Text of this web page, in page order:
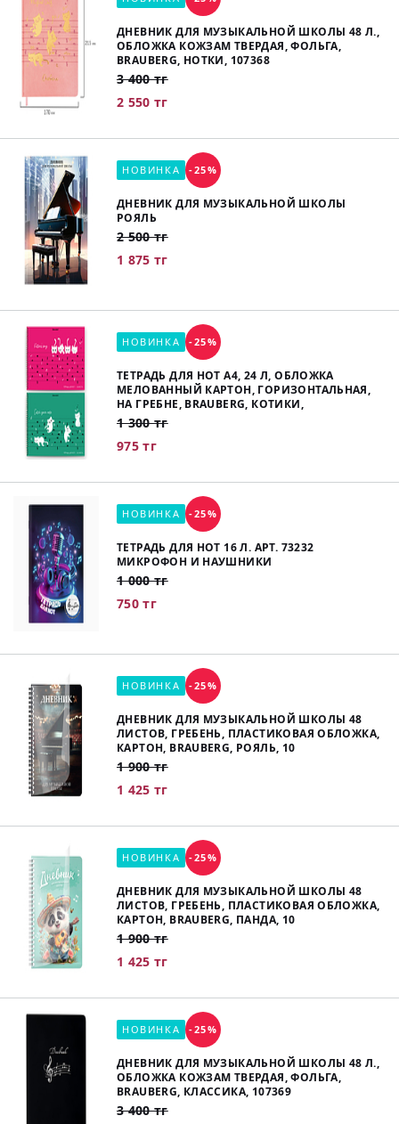
ДНЕВНИК ДЛЯ МУЗЫКАЛЬНОЙ ШКОЛЫ 48 Л.,
ОБЛОЖКА КОЖЗАМ ТВЕРДАЯ, ФОЛЬГА,
BRAUBERG, НОТКИ, 107368
3 400 тг
2 550 тг
НОВИНКА -25%
ДНЕВНИК ДЛЯ МУЗЫКАЛЬНОЙ ШКОЛЫ
РОЯЛЬ
2 500 тг
1 875 тг
НОВИНКА -25%
ТЕТРАДЬ ДЛЯ НОТ А4, 24 Л, ОБЛОЖКА
МЕЛОВАННЫЙ КАРТОН, ГОРИЗОНТАЛЬНАЯ,
НА ГРЕБНЕ, BRAUBERG, КОТИКИ,
1 300 тг
975 тг
НОВИНКА -25%
ТЕТРАДЬ ДЛЯ НОТ 16 Л. АРТ. 73232
МИКРОФОН И НАУШНИКИ
1 000 тг
750 тг
НОВИНКА -25%
ДНЕВНИК ДЛЯ МУЗЫКАЛЬНОЙ ШКОЛЫ 48
ЛИСТОВ, ГРЕБЕНЬ, ПЛАСТИКОВАЯ ОБЛОЖКА,
КАРТОН, BRAUBERG, РОЯЛЬ, 10
1 900 тг
1 425 тг
НОВИНКА -25%
ДНЕВНИК ДЛЯ МУЗЫКАЛЬНОЙ ШКОЛЫ 48
ЛИСТОВ, ГРЕБЕНЬ, ПЛАСТИКОВАЯ ОБЛОЖКА,
КАРТОН, BRAUBERG, ПАНДА, 10
1 900 тг
1 425 тг
НОВИНКА -25%
ДНЕВНИК ДЛЯ МУЗЫКАЛЬНОЙ ШКОЛЫ 48 Л.,
ОБЛОЖКА КОЖЗАМ ТВЕРДАЯ, ФОЛЬГА,
BRAUBERG, КЛАССИКА, 107369
3 400 тг